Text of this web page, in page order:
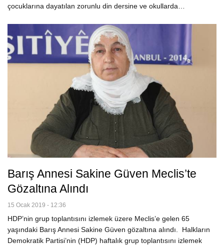
çocuklarına dayatılan zorunlu din dersine ve okullarda…
Barış Annesi Sakine Güven Meclis’te
Gözaltına Alındı
15 Ocak 2019 - 12:36
HDP’nin grup toplantısını izlemek üzere Meclis’e gelen 65
yaşındaki Barış Annesi Sakine Güven gözaltına alındı. Halkların
Demokratik Partisi’nin (HDP) haftalık grup toplantısını izlemek